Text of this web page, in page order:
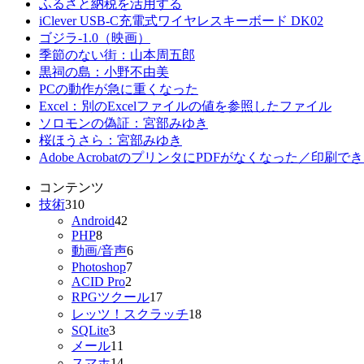
ふるさと納税を活用する
iClever USB-C充電式ワイヤレスキーボード DK02
ゴジラ-1.0（映画）
季節のない街：山本周五郎
黒祠の島：小野不由美
PCの動作が急に重くなった
Excel：別のExcelファイルの値を参照したファイル
ソロモンの偽証：宮部みゆき
桜ほうさら：宮部みゆき
Adobe AcrobatのプリンタにPDFがなくなった／印刷で
コンテンツ
技術310
Android42
PHP8
動画/音声6
Photoshop7
ACID Pro2
RPGツクール17
レッツ！スクラッチ18
SQLite3
メール11